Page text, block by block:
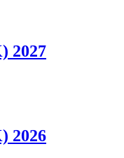
2027
2026